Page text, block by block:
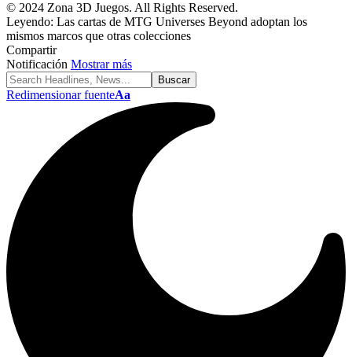
© 2024 Zona 3D Juegos. All Rights Reserved.
Leyendo: Las cartas de MTG Universes Beyond adoptan los
mismos marcos que otras colecciones
Compartir
Notificación Mostrar más
Redimensionar fuenteAa